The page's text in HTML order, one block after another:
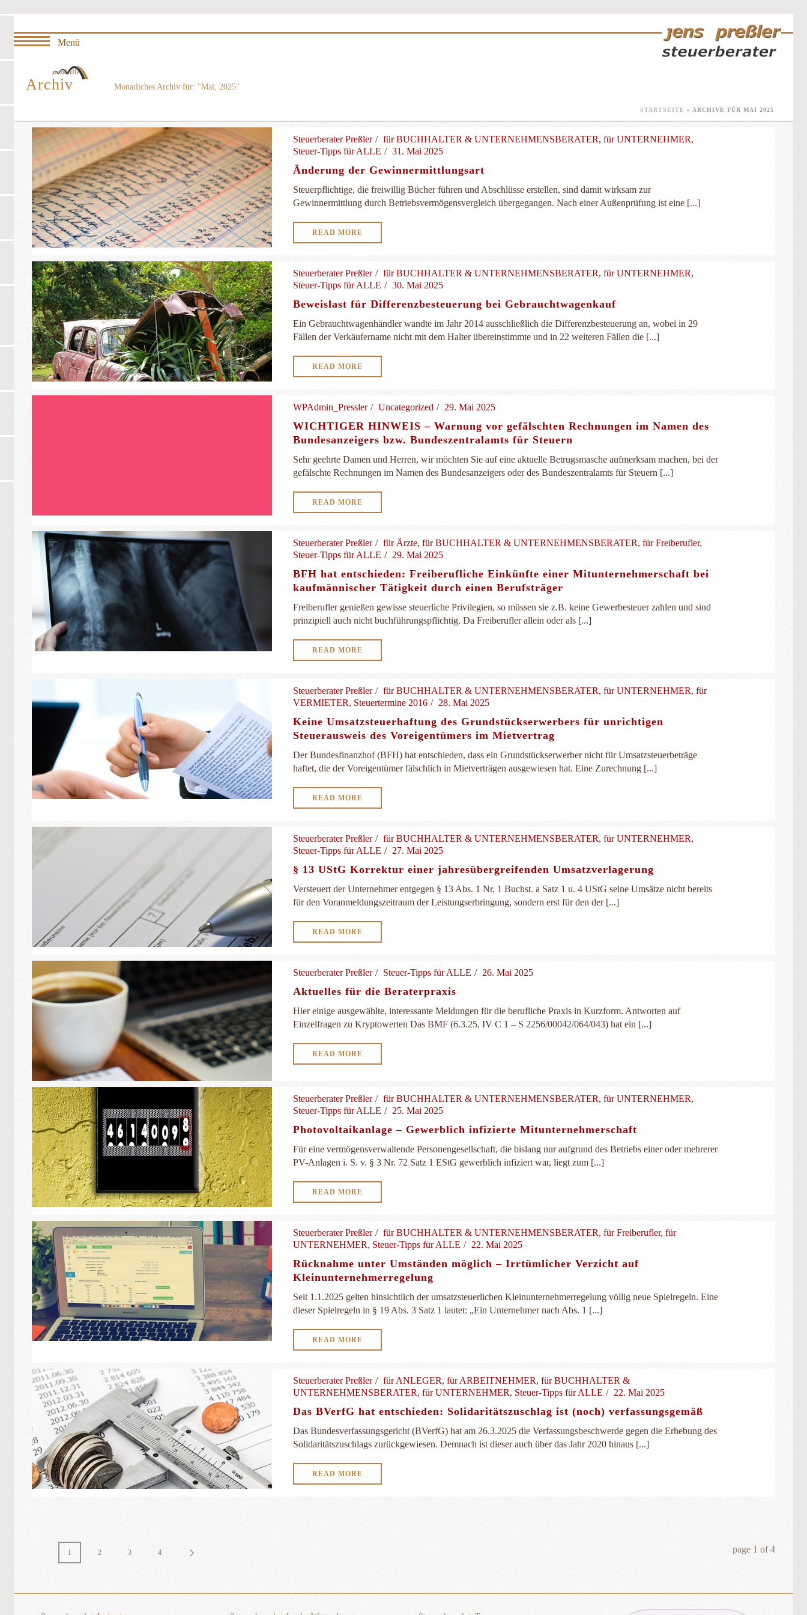
Archiv Monatliches Archiv für: "Mai, 2025"
STARTSEITE » ARCHIVE FÜR MAI 2025
Steuerberater Preßler für BUCHHALTER & UNTERNEHMENSBERATER, für UNTERNEHMER,
Steuer-Tipps für ALLE
31. Mai 2025
Änderung der Gewinnermittlungsart
Steuerpflichtige, die freiwillig Bücher führen und Abschlüsse erstellen, sind damit wirksam zur
Gewinnermittlung durch Betriebsvermögensvergleich übergegangen. Nach einer Außenprüfung ist eine [...]
READ MORE
Steuerberater Preßler für BUCHHALTER & UNTERNEHMENSBERATER, für UNTERNEHMER,
Steuer-Tipps für ALLE
30. Mai 2025
Beweislast für Differenzbesteuerung bei Gebrauchtwagenkauf
Ein Gebrauchtwagenhändler wandte im Jahr 2014 ausschließlich die Differenzbesteuerung an, wobei in 29
Fällen der Verkäufername nicht mit dem Halter übereinstimmte und in 22 weiteren Fällen die [...]
READ MORE
WPAdmin_Pressler Uncategorized 29. Mai 2025
WICHTIGER HINWEIS – Warnung vor gefälschten Rechnungen im Namen des
Bundesanzeigers bzw. Bundeszentralamts für Steuern
Sehr geehrte Damen und Herren, wir möchten Sie auf eine aktuelle Betrugsmasche aufmerksam machen, bei der
gefälschte Rechnungen im Namen des Bundesanzeigers oder des Bundeszentralamts für Steuern [...]
READ MORE
Steuerberater Preßler für Ärzte, für BUCHHALTER & UNTERNEHMENSBERATER, für Freiberufler,
Steuer-Tipps für ALLE
29. Mai 2025
BFH hat entschieden: Freiberufliche Einkünfte einer Mitunternehmerschaft bei
kaufmännischer Tätigkeit durch einen Berufsträger
Freiberufler genießen gewisse steuerliche Privilegien, so müssen sie z.B. keine Gewerbesteuer zahlen und sind
prinzipiell auch nicht buchführungspflichtig. Da Freiberufler allein oder als [...]
READ MORE
Steuerberater Preßler für BUCHHALTER & UNTERNEHMENSBERATER, für UNTERNEHMER, für
VERMIETER, Steuertermine 2016 28. Mai 2025
Keine Umsatzsteuerhaftung des Grundstückserwerbers für unrichtigen
Steuerausweis des Voreigentümers im Mietvertrag
Der Bundesfinanzhof (BFH) hat entschieden, dass ein Grundstückserwerber nicht für Umsatzsteuerbeträge
haftet, die der Voreigentümer fälschlich in Mietverträgen ausgewiesen hat. Eine Zurechnung [...]
READ MORE
Steuerberater Preßler für BUCHHALTER & UNTERNEHMENSBERATER, für UNTERNEHMER,
Steuer-Tipps für ALLE
27. Mai 2025
§ 13 UStG Korrektur einer jahresübergreifenden Umsatzverlagerung
Versteuert der Unternehmer entgegen § 13 Abs. 1 Nr. 1 Buchst. a Satz 1 u. 4 UStG seine Umsätze nicht bereits
für den Voranmeldungszeitraum der Leistungserbringung, sondern erst für den der [...]
READ MORE
Steuerberater Preßler Steuer-Tipps für ALLE 26. Mai 2025
Aktuelles für die Beraterpraxis
Hier einige ausgewählte, interessante Meldungen für die berufliche Praxis in Kurzform. Antworten auf
Einzelfragen zu Kryptowerten Das BMF (6.3.25, IV C 1 – S 2256/00042/064/043) hat ein [...]
READ MORE
Steuerberater Preßler für BUCHHALTER & UNTERNEHMENSBERATER, für UNTERNEHMER,
Steuer-Tipps für ALLE
25. Mai 2025
Photovoltaikanlage – Gewerblich infizierte Mitunternehmerschaft
Für eine vermögensverwaltende Personengesellschaft, die bislang nur aufgrund des Betriebs einer oder mehrerer
PV-Anlagen i. S. v. § 3 Nr. 72 Satz 1 EStG gewerblich infiziert war, liegt zum [...]
READ MORE
Steuerberater Preßler für BUCHHALTER & UNTERNEHMENSBERATER, für Freiberufler, für
UNTERNEHMER, Steuer-Tipps für ALLE 22. Mai 2025
Rücknahme unter Umständen möglich – Irrtümlicher Verzicht auf
Kleinunternehmerregelung
Seit 1.1.2025 gelten hinsichtlich der umsatzsteuerlichen Kleinunternehmerregelung völlig neue Spielregeln. Eine
dieser Spielregeln in § 19 Abs. 3 Satz 1 lautet: „Ein Unternehmer nach Abs. 1 [...]
READ MORE
Steuerberater Preßler für ANLEGER, für ARBEITNEHMER, für BUCHHALTER &
UNTERNEHMENSBERATER, für UNTERNEHMER, Steuer-Tipps für ALLE 22. Mai 2025
Das BVerfG hat entschieden: Solidaritätszuschlag ist (noch) verfassungsgemäß
Das Bundesverfassungsgericht (BVerfG) hat am 26.3.2025 die Verfassungsbeschwerde gegen die Erhebung des
Solidaritätszuschlags zurückgewiesen. Demnach ist dieser auch über das Jahr 2020 hinaus [...]
READ MORE
1 2 3 4 page 1 of4